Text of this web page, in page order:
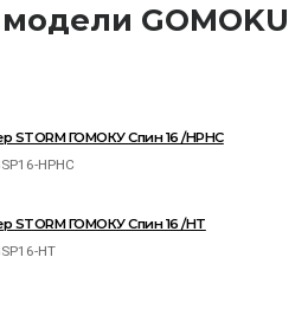
GOMOKU
STORM ГОМОКУ Спин 16 /HPHC
HPHC
STORM ГОМОКУ Спин 16 /HT
HT